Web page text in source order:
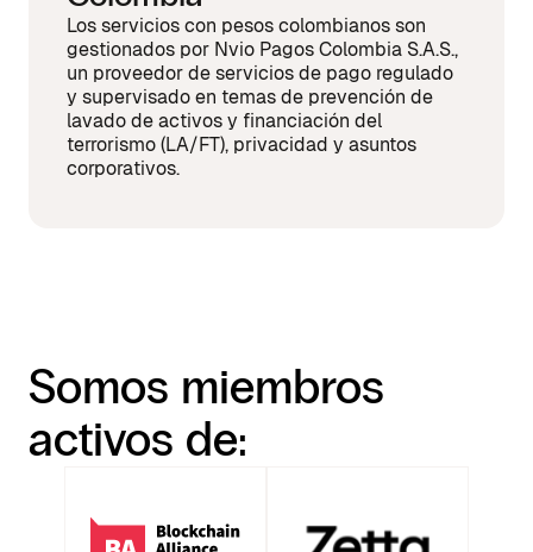
Los servicios con pesos colombianos son
gestionados por Nvio Pagos Colombia S.A.S.,
un proveedor de servicios de pago regulado
y supervisado en temas de prevención de
lavado de activos y financiación del
terrorismo (LA/FT), privacidad y asuntos
corporativos.
Somos miembros
activos de: